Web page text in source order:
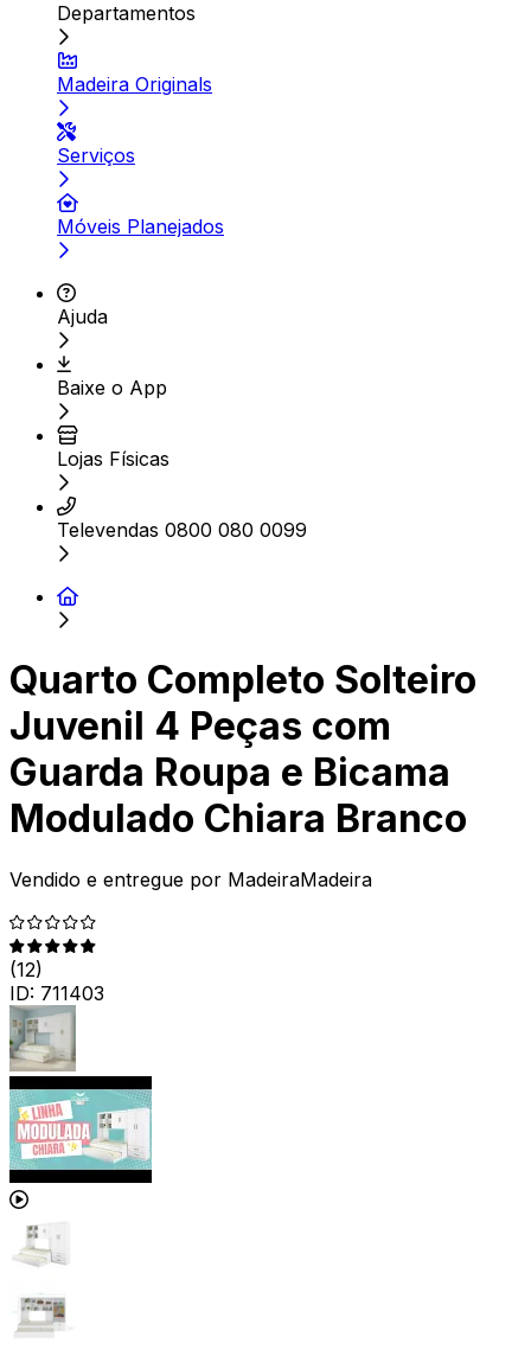
Departamentos
Madeira Originals
Serviços
Móveis Planejados
Ajuda
Baixe o App
Lojas Físicas
Televendas 0800 080 0099
Quarto Completo Solteiro
Juvenil 4 Peças com
Guarda Roupa e Bicama
Modulado Chiara Branco
Vendido e entregue por MadeiraMadeira
(12)
ID: 711403